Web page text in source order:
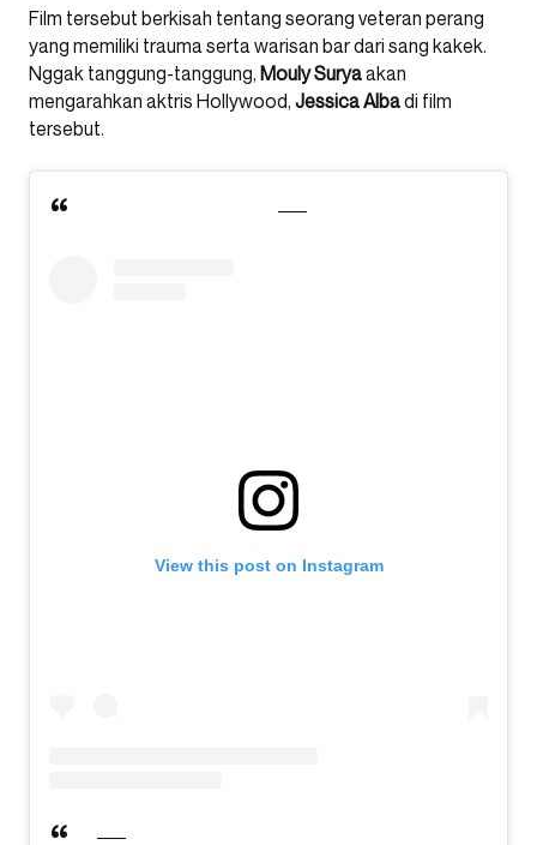
Film tersebut berkisah tentang seorang veteran perang
yang memiliki trauma serta warisan bar dari sang kakek.
Nggak tanggung-tanggung, Mouly Suryaakan
mengarahkan aktris Hollywood, Jessica Albadi film
tersebut.
View this post on Instagram